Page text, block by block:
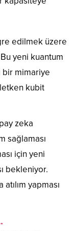
edilmek üzere
yeni kuantum
bir mimariye
kubit
zeka
sağlaması
için yeni
bekleniyor.
yapması